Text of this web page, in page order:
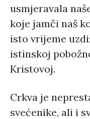
usmjeravala
koje jamči naš
isto vrijeme
istinskoj
Kristovoj.
Crkva je
svećenike, ali i